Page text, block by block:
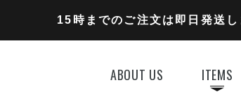
15時までのご注文は即日発送し
ABOUT US ITEMS